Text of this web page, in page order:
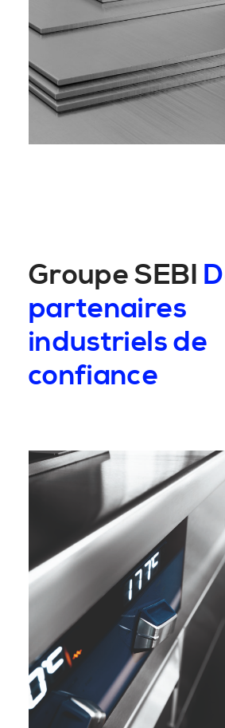
Groupe SEBI
partenaires
industriels de
confiance